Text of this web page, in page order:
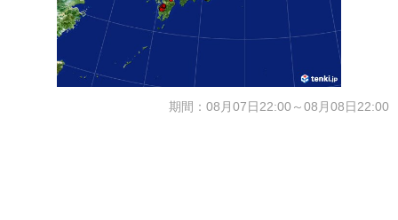
期間：08月07日22:00～08月08日22:00